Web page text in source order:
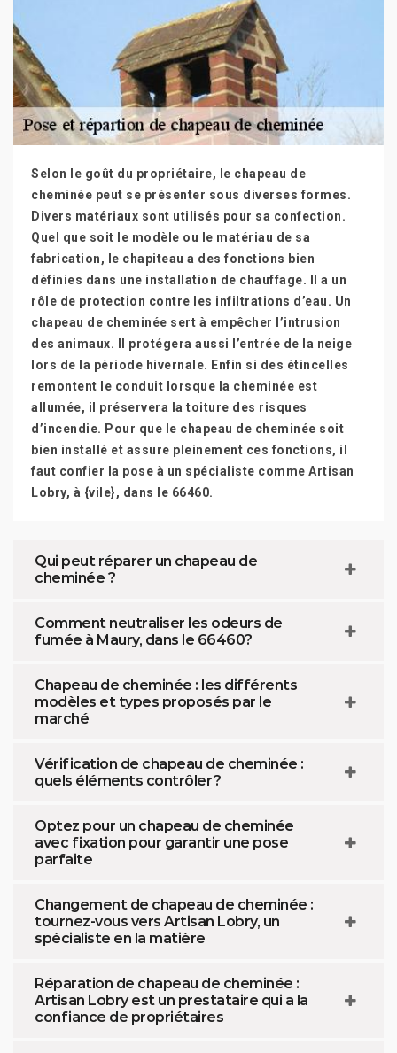
Selon le goût du propriétaire, le chapeau de
cheminée peut se présenter sous diverses formes.
Divers matériaux sont utilisés pour sa confection.
Quel que soit le modèle ou le matériau de sa
fabrication, le chapiteau a des fonctions bien
définies dans une installation de chauffage. Il a un
rôle de protection contre les infiltrations d’eau. Un
chapeau de cheminée sert à empêcher l’intrusion
des animaux. Il protégera aussi l’entrée de la neige
lors de la période hivernale. Enfin si des étincelles
remontent le conduit lorsque la cheminée est
allumée, il préservera la toiture des risques
d’incendie. Pour que le chapeau de cheminée soit
bien installé et assure pleinement ces fonctions, il
faut confier la pose à un spécialiste comme Artisan
Lobry, à {vile}, dans le 66460.
Qui peut réparer un chapeau de
cheminée ?
Comment neutraliser les odeurs de
fumée à Maury, dans le 66460?
Chapeau de cheminée : les différents
modèles et types proposés par le
marché
Vérification de chapeau de cheminée :
quels éléments contrôler ?
Optez pour un chapeau de cheminée
avec fixation pour garantir une pose
parfaite
Changement de chapeau de cheminée :
tournez-vous vers Artisan Lobry, un
spécialiste en la matière
Réparation de chapeau de cheminée :
Artisan Lobry est un prestataire qui a la
confiance de propriétaires